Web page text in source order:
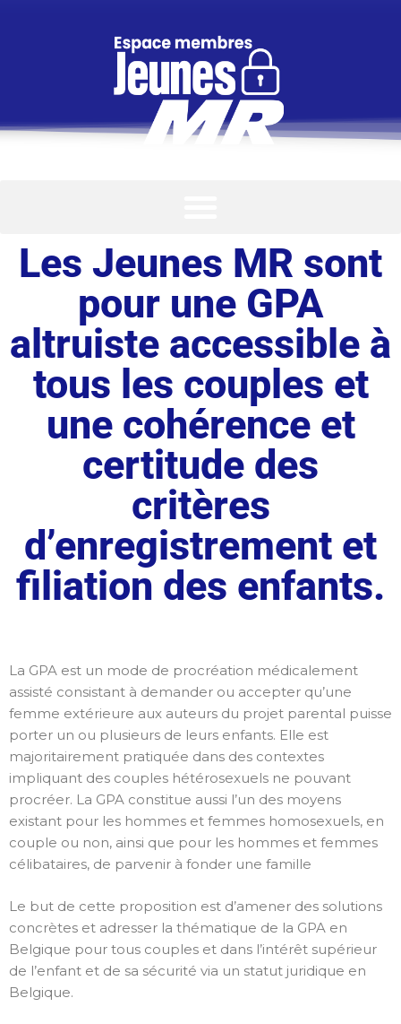
Les Jeunes MR sont
pour une GPA
altruiste accessible à
tous les couples et
une cohérence et
certitude des
critères
d’enregistrement et
filiation des enfants.
La GPA est un mode de procréation médicalement
assisté consistant à demander ou accepter qu’une
femme extérieure aux auteurs du projet parental puisse
porter un ou plusieurs de leurs enfants. Elle est
majoritairement pratiquée dans des contextes
impliquant des couples hétérosexuels ne pouvant
procréer. La GPA constitue aussi l’un des moyens
existant pour les hommes et femmes homosexuels, en
couple ou non, ainsi que pour les hommes et femmes
célibataires, de parvenir à fonder une famille
Le but de cette proposition est d’amener des solutions
concrètes et adresser la thématique de la GPA en
Belgique pour tous couples et dans l’intérêt supérieur
de l’enfant et de sa sécurité via un statut juridique en
Belgique.